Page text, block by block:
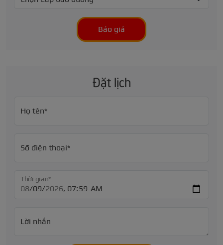
Báo giá
Đặt lịch
Họ tên*
Số điện thoại*
Thời gian*
Lời nhắn